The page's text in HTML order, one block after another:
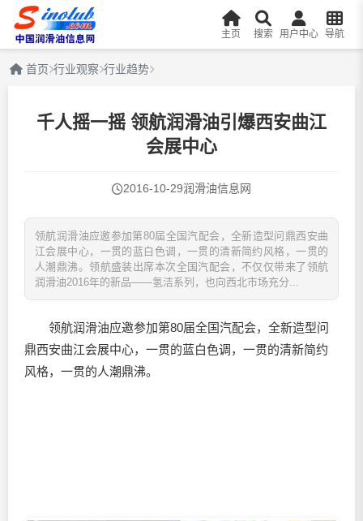
主页 搜索 用户中心 导航
首页 行业观察 行业趋势
千人摇一摇 领航润滑油引爆西安曲江
会展中心
2016-10-29润滑油信息网
领航润滑油应邀参加第80届全国汽配会，全新造型问鼎西安曲
江会展中心，一贯的蓝白色调，一贯的清新简约风格，一贯的
人潮鼎沸。领航盛装出席本次全国汽配会，不仅仅带来了领航
润滑油2016年的新品——氢洁系列，也向西北市场充分...
领航润滑油应邀参加第80届全国汽配会，全新造型问
鼎西安曲江会展中心，一贯的蓝白色调，一贯的清新简约
风格，一贯的人潮鼎沸。